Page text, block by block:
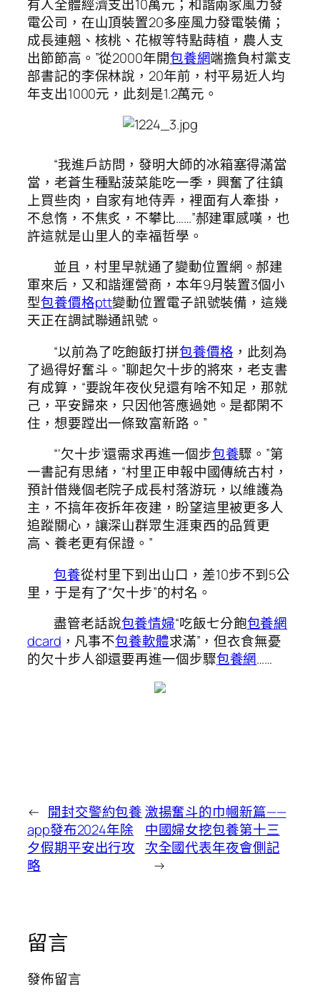
有人全體經濟支出10萬元；和諧兩家風力發
電公司，在山頂裝置20多座風力發電裝備；
成長連翹、核桃、花椒等特點蒔植，農人支
出節節高。”從2000年開包養網端擔負村黨支
部書記的李保林說，20年前，村平易近人均
年支出1000元，此刻是1.2萬元。
“我進戶訪問，發明大師的冰箱塞得滿當
當，老蒼生種點菠菜能吃一季，興奮了往鎮
上買些肉，自家有地侍弄，裡面有人牽掛，
不怠惰，不焦炙，不攀比……”郝建軍感嘆，也
許這就是山里人的幸福哲學。
並且，村里早就通了變動位置網。郝建
軍來后，又和諧運營商，本年9月裝置3個小
型包養價格ptt變動位置電子訊號裝備，這幾
天正在調試聯通訊號。
“以前為了吃飽飯打拼包養價格 ，此刻為
了過得好奮斗。”聊起欠十步的將來，老支書
有成算，“要說年夜伙兒還有啥不知足，那就
己，平安歸來，只因他答應過她。是都閑不
住，想要蹚出一條致富新路。”
“‘欠十步’還需求再進一個步包養驟。”第
一書記有思緒，“村里正申報中國傳統古村，
預計借幾個老院子成長村落游玩，以維護為
主，不搞年夜拆年夜建，盼望這里被更多人
追蹤關心，讓深山群眾生涯東西的品質更
高、養老更有保證。”
包養從村里下到出山口，差10步不到5公
里，于是有了“欠十步”的村名。
盡管老話說包養情婦“吃飯七分飽包養網
dcard ，凡事不包養軟體求滿”，但衣食無憂
的欠十步人卻還要再進一個步驟包養網……
← 開封交警約包養
app發布2024年除
夕假期平安出行攻
略
激揚奮斗的巾幗新篇——
中國婦女挖包養第十三
次全國代表年夜會側記
→
留言
發佈留言